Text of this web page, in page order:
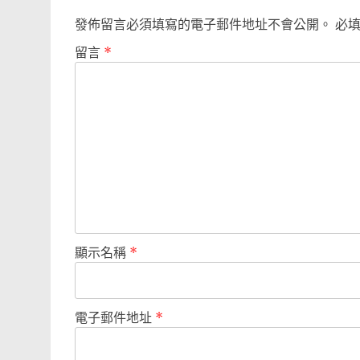
發佈留言必須填寫的電子郵件地址不會公開。 必
留言 *
顯示名稱 *
電子郵件地址 *